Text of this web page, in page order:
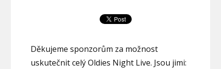
Děkujeme sponzorům za možnost
uskutečnit celý Oldies Night Live. Jsou jimi: